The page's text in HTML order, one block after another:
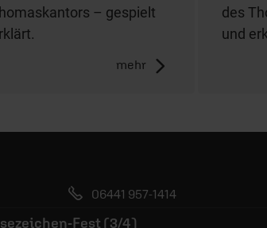
– gespielt
mehr
des
und
06441 957-1414
Kontakt
Fest (3/4)